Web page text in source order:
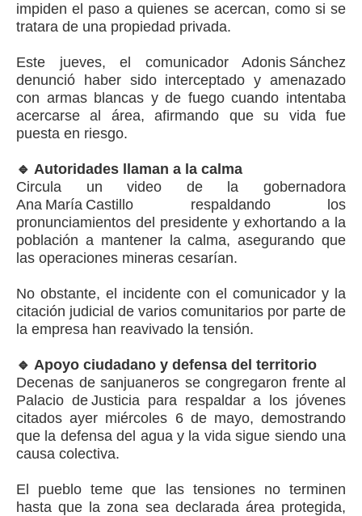
impiden el paso a quienes se acercan, como si se
tratara de una propiedad privada.
Este jueves, el comunicador Adonis Sánchez
denunció haber sido interceptado y amenazado
con armas blancas y de fuego cuando intentaba
acercarse al área, afirmando que su vida fue
puesta en riesgo.
🔹 Autoridades llaman a la calma
Circula un video de la gobernadora
Ana María Castillo respaldando los
pronunciamientos del presidente y exhortando a la
población a mantener la calma, asegurando que
las operaciones mineras cesarían.
No obstante, el incidente con el comunicador y la
citación judicial de varios comunitarios por parte de
la empresa han reavivado la tensión.
🔹 Apoyo ciudadano y defensa del territorio
Decenas de sanjuaneros se congregaron frente al
Palacio de Justicia para respaldar a los jóvenes
citados ayer miércoles 6 de mayo, demostrando
que la defensa del agua y la vida sigue siendo una
causa colectiva.
El pueblo teme que las tensiones no terminen
hasta que la zona sea declarada área protegida,